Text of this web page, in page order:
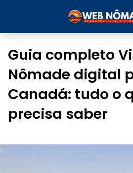
Guia completo
Nômade digital
Canadá: tudo o
precisa saber